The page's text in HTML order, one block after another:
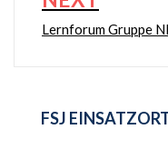
Lernforum Gruppe
FSJ